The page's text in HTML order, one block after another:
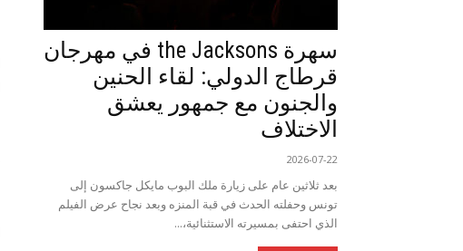
سهرة the Jacksons في مهرجان
قرطاج الدولي: لقاء الحنين
والجنون مع جمهور يعشق
الاختلاف
2026-07-22
بعد ثلاثين عام على زيارة ملك البوب مايكل جاكسون إلى
تونس وحفلته الحدث في قبة المنزه وبعد نجاح عرض الفيلم
الذي احتفى بمسيرته الاستثنائية،...